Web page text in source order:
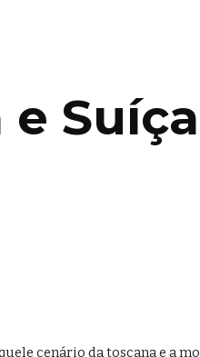
Suíça
cenário da toscana e a